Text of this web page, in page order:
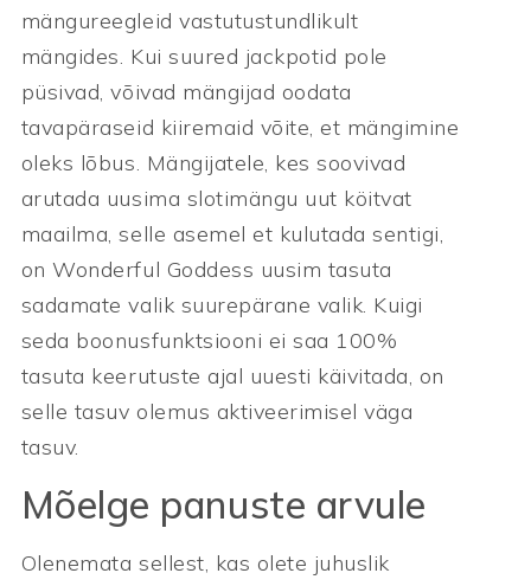
mängureegleid vastutustundlikult
mängides. Kui suured jackpotid pole
püsivad, võivad mängijad oodata
tavapäraseid kiiremaid võite, et mängimine
oleks lõbus. Mängijatele, kes soovivad
arutada uusima slotimängu uut köitvat
maailma, selle asemel et kulutada sentigi,
on Wonderful Goddess uusim tasuta
sadamate valik suurepärane valik. Kuigi
seda boonusfunktsiooni ei saa 100%
tasuta keerutuste ajal uuesti käivitada, on
selle tasuv olemus aktiveerimisel väga
tasuv.
Mõelge panuste arvule
Olenemata sellest, kas olete juhuslik